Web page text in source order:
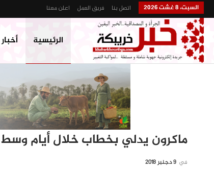
السبت، 8 غشت 2026 اتصل بنا فريق العمل اعلن معنا
الرئيسية
ماكرون يدلي بخطاب خلال أيام وسط
في 9 دجنبر 2018